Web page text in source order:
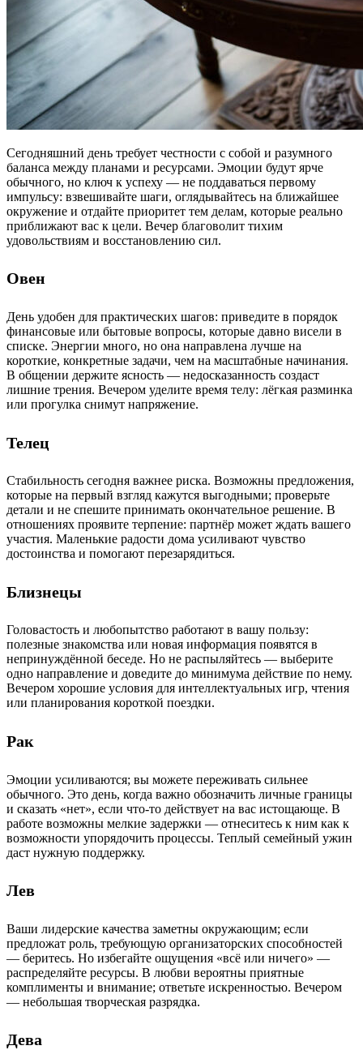
Сегодняшний день требует честности с собой и разумного
баланса между планами и ресурсами. Эмоции будут ярче
обычного, но ключ к успеху — не поддаваться первому
импульсу: взвешивайте шаги, оглядывайтесь на ближайшее
окружение и отдайте приоритет тем делам, которые реально
приближают вас к цели. Вечер благоволит тихим
удовольствиям и восстановлению сил.
Овен
День удобен для практических шагов: приведите в порядок
финансовые или бытовые вопросы, которые давно висели в
списке. Энергии много, но она направлена лучше на
короткие, конкретные задачи, чем на масштабные начинания.
В общении держите ясность — недосказанность создаст
лишние трения. Вечером уделите время телу: лёгкая разминка
или прогулка снимут напряжение.
Телец
Стабильность сегодня важнее риска. Возможны предложения,
которые на первый взгляд кажутся выгодными; проверьте
детали и не спешите принимать окончательное решение. В
отношениях проявите терпение: партнёр может ждать вашего
участия. Маленькие радости дома усиливают чувство
достоинства и помогают перезарядиться.
Близнецы
Головастость и любопытство работают в вашу пользу:
полезные знакомства или новая информация появятся в
непринуждённой беседе. Но не распыляйтесь — выберите
одно направление и доведите до минимума действие по нему.
Вечером хорошие условия для интеллектуальных игр, чтения
или планирования короткой поездки.
Рак
Эмоции усиливаются; вы можете переживать сильнее
обычного. Это день, когда важно обозначить личные границы
и сказать «нет», если что-то действует на вас истощающе. В
работе возможны мелкие задержки — отнеситесь к ним как к
возможности упорядочить процессы. Теплый семейный ужин
даст нужную поддержку.
Лев
Ваши лидерские качества заметны окружающим; если
предложат роль, требующую организаторских способностей
— беритесь. Но избегайте ощущения «всё или ничего» —
распределяйте ресурсы. В любви вероятны приятные
комплименты и внимание; ответьте искренностью. Вечером
— небольшая творческая разрядка.
Дева